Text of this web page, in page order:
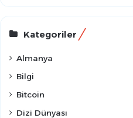
Kategoriler
Almanya
Bilgi
Bitcoin
Dizi Dünyası